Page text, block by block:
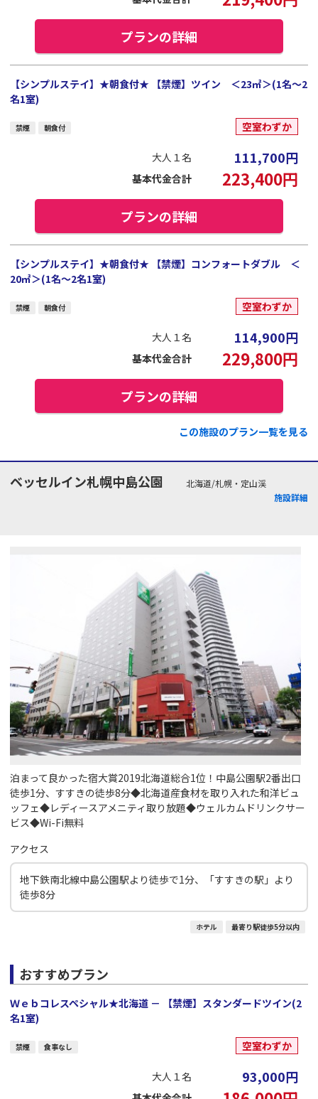
プランの詳細
【シンプルステイ】★朝食付★ 【禁煙】ツイン ＜23㎡＞(1名～2
名1室)
禁煙 朝食付 空室わずか
大人１名 111,700円
基本代金合計 223,400円
プランの詳細
【シンプルステイ】★朝食付★ 【禁煙】コンフォートダブル ＜
20㎡＞(1名～2名1室)
禁煙 朝食付 空室わずか
大人１名 114,900円
基本代金合計 229,800円
プランの詳細
この施設のプラン一覧を見る
ベッセルイン札幌中島公園
北海道/札幌・定山渓
施設詳細
泊まって良かった宿大賞2019北海道総合1位！中島公園駅2番出口
徒歩1分、すすきの徒歩8分◆北海道産食材を取り入れた和洋ビュ
ッフェ◆レディースアメニティ取り放題◆ウェルカムドリンクサー
ビス◆Wi-Fi無料
アクセス
地下鉄南北線中島公園駅より徒歩で1分、「すすきの駅」より
徒歩8分
ホテル 最寄り駅徒歩5分以内
おすすめプラン
Ｗｅｂコレスペシャル★北海道 － 【禁煙】スタンダードツイン(2
名1室)
禁煙 食事なし 空室わずか
大人１名 93,000円